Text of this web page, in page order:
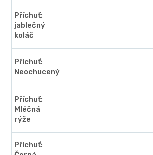
Příchuť:
jablečný
koláč
Příchuť:
Neochucený
Příchuť:
Mléčná
rýže
Příchuť: